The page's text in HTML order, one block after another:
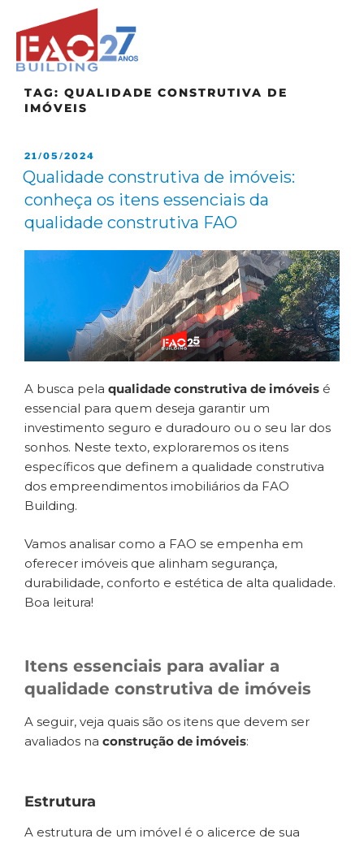
TAG: QUALIDADE CONSTRUTIVA DE
IMÓVEIS
21/05/2024
Qualidade construtiva de imóveis:
conheça os itens essenciais da
qualidade construtiva FAO
A busca pela qualidade construtiva de imóveis é
essencial para quem deseja garantir um
investimento seguro e duradouro ou o seu lar dos
sonhos. Neste texto, exploraremos os itens
específicos que definem a qualidade construtiva
dos empreendimentos imobiliários da FAO
Building.
Vamos analisar como a FAO se empenha em
oferecer imóveis que alinham segurança,
durabilidade, conforto e estética de alta qualidade.
Boa leitura!
Itens essenciais para avaliar a
qualidade construtiva de imóveis
A seguir, veja quais são os itens que devem ser
avaliados na construção de imóveis:
Estrutura
A estrutura de um imóvel é o alicerce de sua